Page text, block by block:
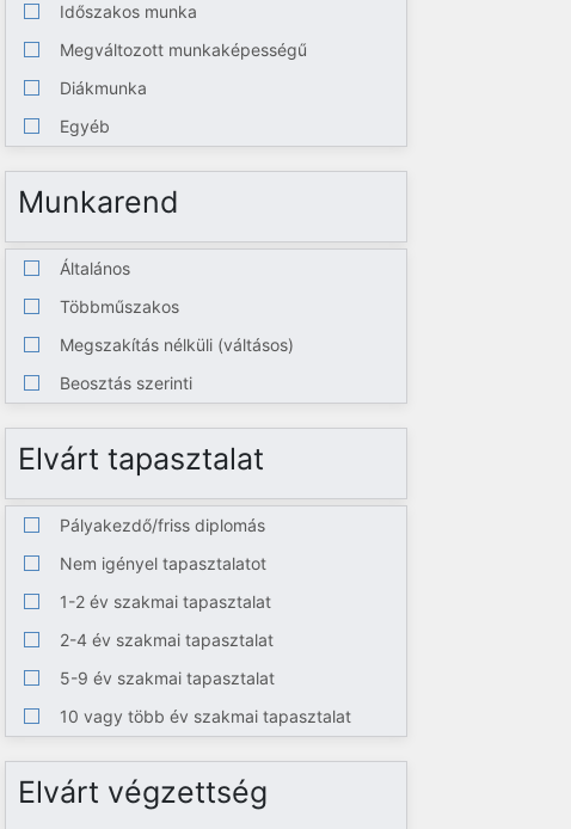
Időszakos munka
Megváltozott munkaképességű
Diákmunka
Egyéb
Munkarend
Általános
Többműszakos
Megszakítás nélküli (váltásos)
Beosztás szerinti
Elvárt tapasztalat
Pályakezdő/friss diplomás
Nem igényel tapasztalatot
1-2 év szakmai tapasztalat
2-4 év szakmai tapasztalat
5-9 év szakmai tapasztalat
10 vagy több év szakmai tapasztalat
Elvárt végzettség